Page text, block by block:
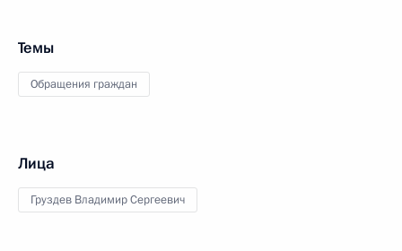
Темы
Обращения граждан
Лица
Груздев Владимир Сергеевич